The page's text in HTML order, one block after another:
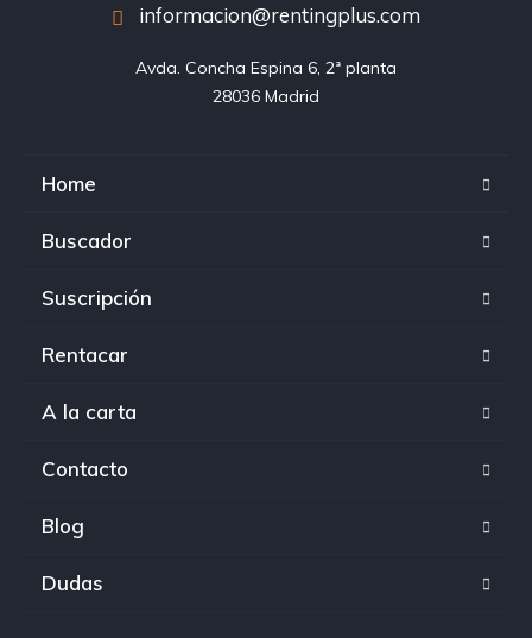
informacion@rentingplus.com
Avda. Concha Espina 6, 2ª planta
28036 Madrid
Home
Buscador
Suscripción
Rentacar
A la carta
Contacto
Blog
Dudas